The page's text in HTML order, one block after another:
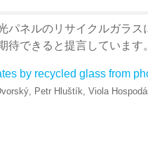
パネルのリサイクルガラス
できると提言しています。
by recycled glass from
Petr Hluštík, Viola